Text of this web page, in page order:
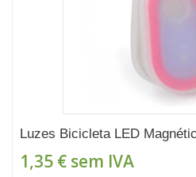
Luzes Bicicleta LED
1,35 € sem IVA